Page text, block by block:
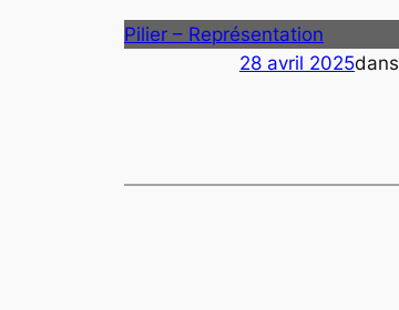
Pilier – Représentation
28 avril 2025dans